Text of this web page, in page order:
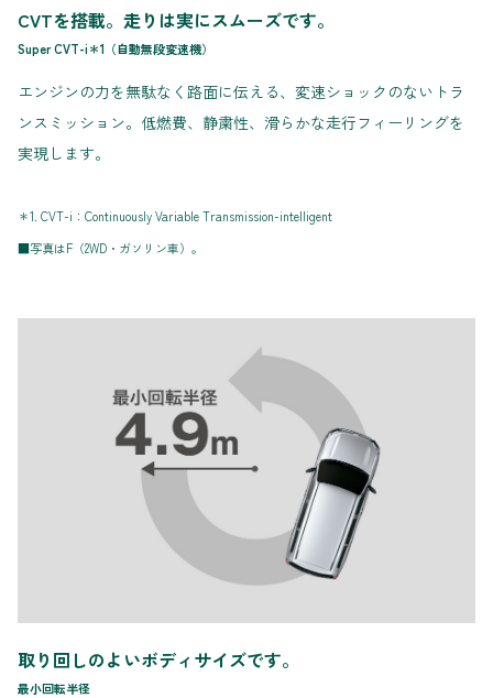
CVTを搭載。走りは実にスムーズです。
Super CVT-i＊1（自動無段変速機）
エンジンの力を無駄なく路面に伝える、変速ショックのないトラ
ンスミッション。低燃費、静粛性、滑らかな走行フィーリングを
実現します。
＊1. CVT-i：Continuously Variable Transmission-intelligent
■写真はF（2WD・ガソリン車）。
取り回しのよいボディサイズです。
最小回転半径